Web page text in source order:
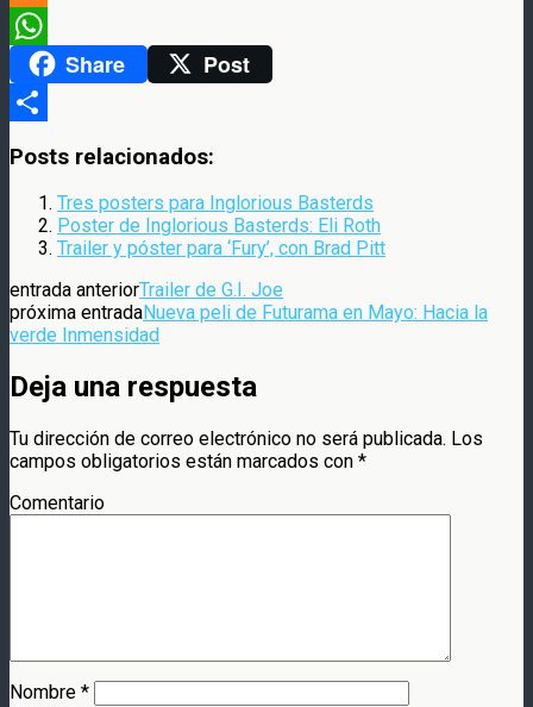
Meneame
WhatsAppShare Post
Posts relacionados:
Tres posters para Inglorious Basterds
Poster de Inglorious Basterds: Eli Roth
Trailer y póster para ‘Fury’, con Brad Pitt
entrada anteriorTrailer de G.I. Joe
próxima entradaNueva peli de Futurama en Mayo: Hacia la
verde Inmensidad
Deja una respuesta
Tu dirección de correo electrónico no será publicada. Los
campos obligatorios están marcados con *
Comentario
Nombre *